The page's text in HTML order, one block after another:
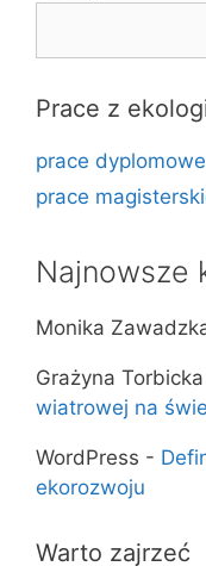
Prace z
prace
prace
Najnowsze
Monika
Grażyna Torbicka
wiatrowej na
WordPress -
ekorozwoju
Warto zajrzeć